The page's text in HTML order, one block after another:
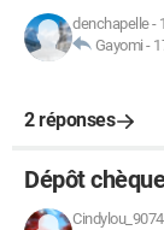
denchapelle-
Gayomi -
2 réponses
Dépôt
Cindylou_9074